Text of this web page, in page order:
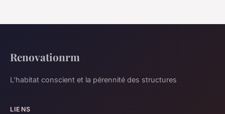
Renovationrm
L'habitat conscient et la pérennité des structures
LIENS